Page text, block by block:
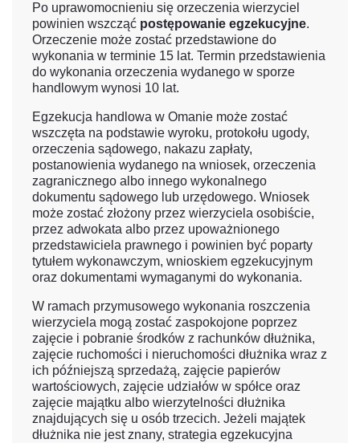
Po uprawomocnieniu się orzeczenia wierzyciel
powinien wszcząć postępowanie egzekucyjne.
Orzeczenie może zostać przedstawione do
wykonania w terminie 15 lat. Termin przedstawienia
do wykonania orzeczenia wydanego w sporze
handlowym wynosi 10 lat.
Egzekucja handlowa w Omanie może zostać
wszczęta na podstawie wyroku, protokołu ugody,
orzeczenia sądowego, nakazu zapłaty,
postanowienia wydanego na wniosek, orzeczenia
zagranicznego albo innego wykonalnego
dokumentu sądowego lub urzędowego. Wniosek
może zostać złożony przez wierzyciela osobiście,
przez adwokata albo przez upoważnionego
przedstawiciela prawnego i powinien być poparty
tytułem wykonawczym, wnioskiem egzekucyjnym
oraz dokumentami wymaganymi do wykonania.
W ramach przymusowego wykonania roszczenia
wierzyciela mogą zostać zaspokojone poprzez
zajęcie i pobranie środków z rachunków dłużnika,
zajęcie ruchomości i nieruchomości dłużnika wraz z
ich późniejszą sprzedażą, zajęcie papierów
wartościowych, zajęcie udziałów w spółce oraz
zajęcie majątku albo wierzytelności dłużnika
znajdujących się u osób trzecich. Jeżeli majątek
dłużnika nie jest znany, strategia egzekucyjna